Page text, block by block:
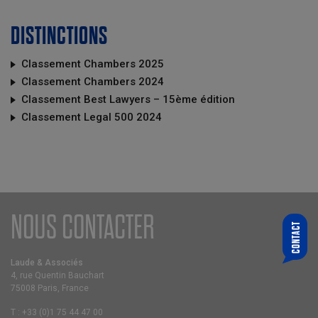
DISTINCTIONS
Classement Chambers 2025
Classement Chambers 2024
Classement Best Lawyers – 15ème édition
Classement Legal 500 2024
CONTACT
QUI SOUHAITEZ-VOUS CONTACTER ?
NOUS CONTACTER
Laude & Associés
4, rue Quentin Bauchart
75008 Paris, France
T : +33 (0)1 75 44 47 00